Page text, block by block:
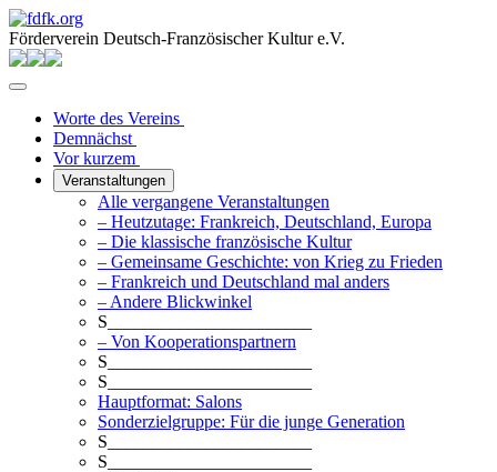
Förderverein Deutsch-Französischer Kultur e.V.
Worte des Vereins
Demnächst
Vor kurzem
Veranstaltungen
Alle vergangene Veranstaltungen
– Heutzutage: Frankreich, Deutschland, Europa
– Die klassische französische Kultur
– Gemeinsame Geschichte: von Krieg zu Frieden
– Frankreich und Deutschland mal anders
– Andere Blickwinkel
S_______________________
– Von Kooperationspartnern
S_______________________
S_______________________
Hauptformat: Salons
Sonderzielgruppe: Für die junge Generation
S_______________________
S_______________________